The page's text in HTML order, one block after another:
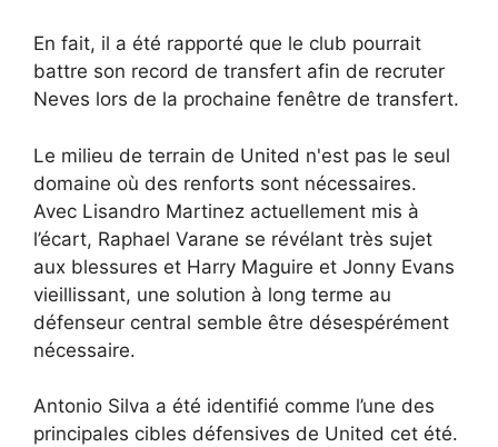
En fait, il a été rapporté que le club pourrait
battre son record de transfert afin de recruter
Neves lors de la prochaine fenêtre de transfert.
Le milieu de terrain de United n'est pas le seul
domaine où des renforts sont nécessaires.
Avec Lisandro Martinez actuellement mis à
l’écart, Raphael Varane se révélant très sujet
aux blessures et Harry Maguire et Jonny Evans
vieillissant, une solution à long terme au
défenseur central semble être désespérément
nécessaire.
Antonio Silva a été identifié comme l’une des
principales cibles défensives de United cet été.